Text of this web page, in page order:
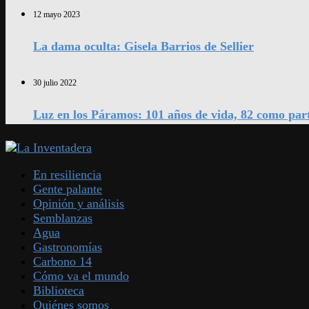
12 mayo 2023
La dama oculta: Gisela Barrios de Sellier
30 julio 2022
Luz en los Páramos: 101 años de vida, 82 como
En resiliencia
Gente palante
Opinión y análisis
Semblanzas
Agua
Gastronomías
Carbono 14
Cómo va el mundo
Biblioteca
Quiénes somos